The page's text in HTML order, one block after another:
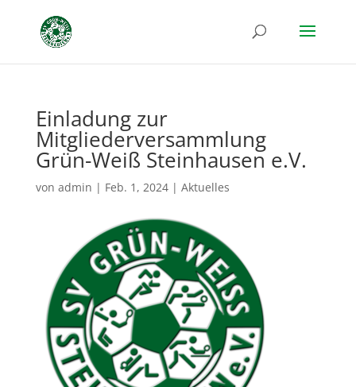
Einladung zur
Mitgliederversammlung
Grün-Weiß Steinhausen e.V.
von admin | Feb. 1, 2024| Aktuelles